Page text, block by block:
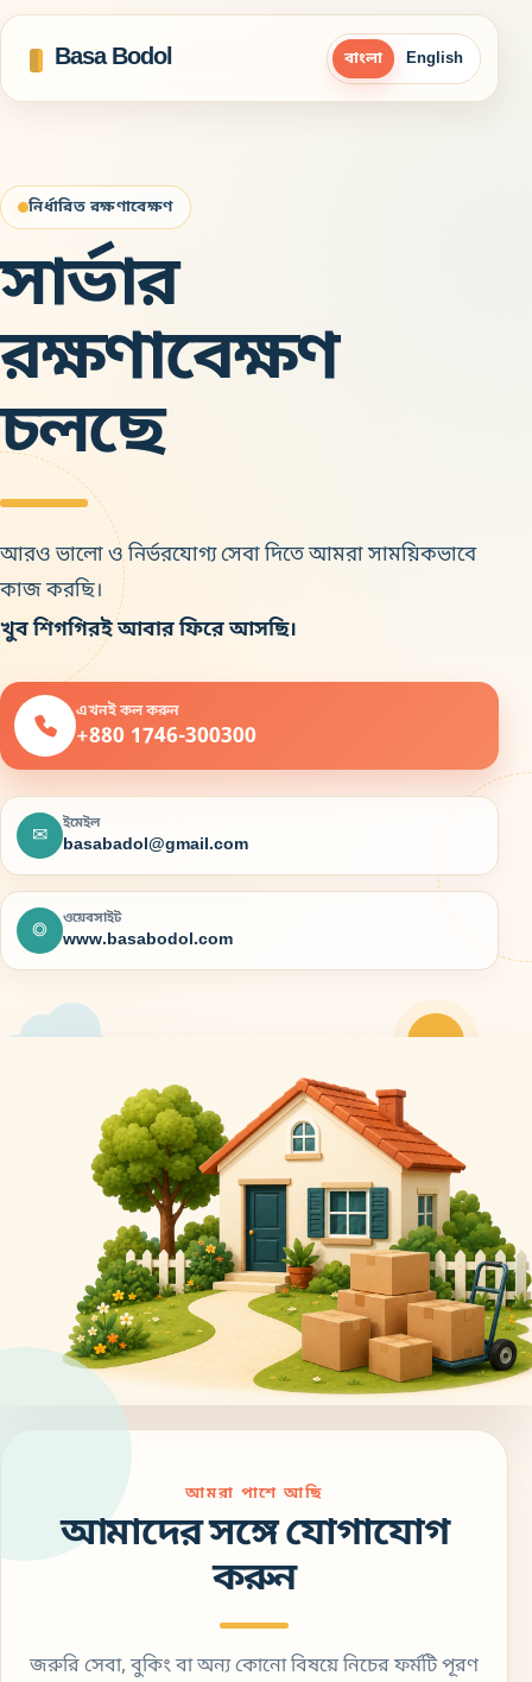
Basa Bodol বাংলা English
নির্ধারিত রক্ষণাবেক্ষণ
সার্ভার
রক্ষণাবেক্ষণ
চলছে
আরও ভালো ও নির্ভরযোগ্য সেবা দিতে আমরা সাময়িকভাবে
কাজ করছি।
খুব শিগগিরই আবার ফিরে আসছি।
এখনই কল করুন
+880 1746-300300
✉ ইমেইল
basabadol@gmail.com
◎ ওয়েবসাইট
www.basabodol.com
আমরা পাশে আছি
আমাদের সঙ্গে যোগাযোগ
করুন
জরুরি সেবা, বুকিং বা অন্য কোনো বিষয়ে নিচের ফর্মটি পূরণ